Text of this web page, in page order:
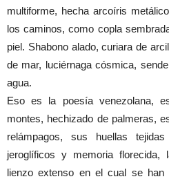
multiforme, hecha arcoíris
los caminos, como copla
piel. Shabono alado, curiara de
de mar, luciérnaga cósmica,
agua.
Eso es la poesía venezolana,
montes, hechizado de palmeras,
relámpagos, sus huellas
jeroglíficos y memoria florecida,
lienzo extenso en el cual se